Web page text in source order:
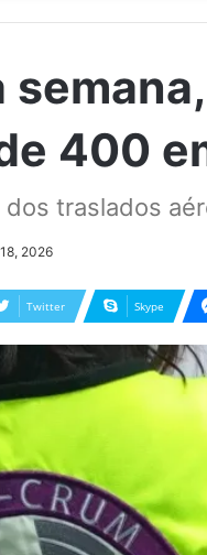
400
dos traslados
2026
Twitter Skype